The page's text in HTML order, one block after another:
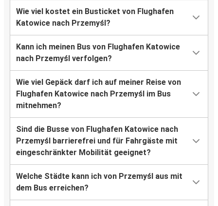
Wie viel kostet ein Busticket von Flughafen
Katowice nach Przemyśl?
Kann ich meinen Bus von Flughafen Katowice
nach Przemyśl verfolgen?
Wie viel Gepäck darf ich auf meiner Reise von
Flughafen Katowice nach Przemyśl im Bus
mitnehmen?
Sind die Busse von Flughafen Katowice nach
Przemyśl barrierefrei und für Fahrgäste mit
eingeschränkter Mobilität geeignet?
Welche Städte kann ich von Przemyśl aus mit
dem Bus erreichen?